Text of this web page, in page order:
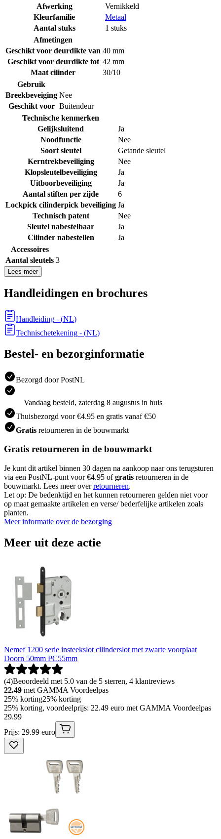
Afwerking
Vernikkeld
Kleurfamilie
Metaal
Aantal stuks
1 stuks
Afmetingen
Geschikt voor deurdikte van 40 mm
Geschikt voor deurdikte tot 42 mm
Maat cilinder
30/10
Gebruik
Breekbeveiging Nee
Geschikt voor Buitendeur
Technische kenmerken
Gelijksluitend
Ja
Noodfunctie
Nee
Soort sleutel
Getande sleutel
Kerntrekbeveiliging
Nee
Klopsleutelbeveiliging
Ja
Uitboorbeveiliging
Ja
Aantal stiften per zijde
6
Lockpick cilinderpick beveiliging Ja
Technisch patent
Nee
Sleutel nabestelbaar
Ja
Cilinder nabestellen
Ja
Accessoires
Aantal sleutels 3
Lees meer
Handleidingen en brochures
Handleiding - (NL)
Technischetekening - (NL)
Bestel- en bezorginformatie
Bezorgd door PostNL
Vandaag besteld, zaterdag 8 augustus in huis
Thuisbezorgd voor €4.95 en gratis vanaf €50
Gratis retourneren in de bouwmarkt
Gratis retourneren in de bouwmarkt
Je kunt dit artikel binnen 30 dagen na aankoop naar ons terugsturen
via een PostNL-punt voor €4.95 ofgratis retourneren in de
bouwmarkt. Lees meer overretourneren.
Let op: De bedenktijd en het kunnen retourneren gelden niet voor
op maat gemaakte artikelen en verse/ bederfelijke artikelen zoals
planten.
Meer informatie over de bezorging
Meer uit deze actie
Nemef 1200 serie insteekslot cilinderslot met zwarte voorplaat
Doorn 50mm PC55mm
(4)Beoordeeld met 5.0 van de 5 sterren, 4 klantreviews
22.49 met GAMMA Voordeelpas
25% korting25% korting
25% korting, voordeelprijs: 22.49 euro met GAMMA Voordeelpas
29.99
Prijs: 29.99 euro